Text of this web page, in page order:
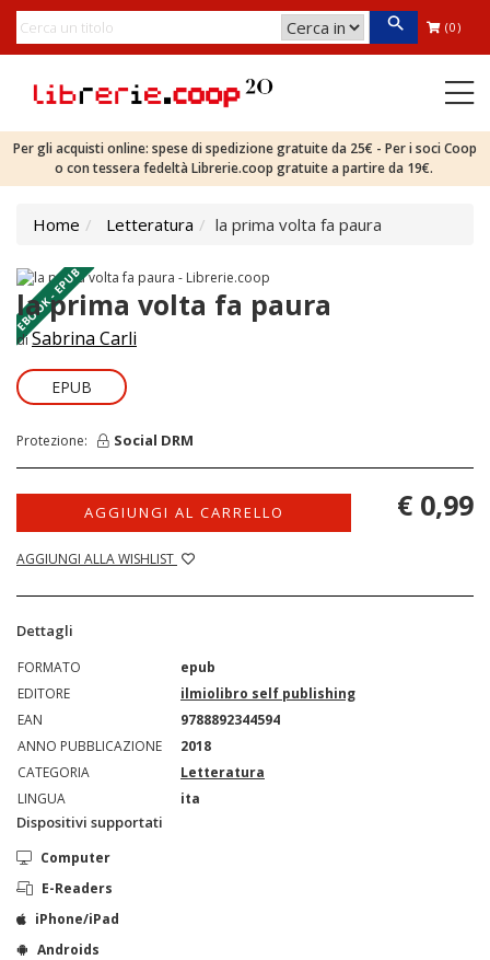
(0)
Per gli acquisti online: spese di spedizione gratuite da 25€ - Per i soci Coop
o con tessera fedeltà Librerie.coop gratuite a partire da 19€.
Home Letteratura la prima volta fa paura
EBOOK - EPUB
la prima volta fa paura
diSabrina Carli
EPUB
Protezione: Social DRM
AGGIUNGI AL CARRELLO
AGGIUNGI ALLA WISHLIST
€ 0,99
Dettagli
FORMATO
epub
EDITORE
ilmiolibro self publishing
EAN
9788892344594
ANNO PUBBLICAZIONE
2018
CATEGORIA
Letteratura
LINGUA
ita
Dispositivi supportati
Computer
E-Readers
iPhone/iPad
Androids